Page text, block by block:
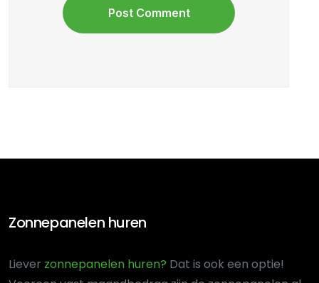
Zonnepanelen huren
Liever zonnepanelen huren? Dat is ook een optie!